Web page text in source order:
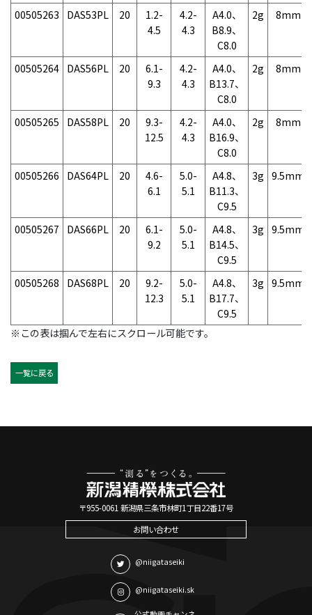
00505263 DAS53PL 20
1.2-
4.5
4.2-
4.3
A4.0、
B8.9、
C8.0
2g 8mm
00505264 DAS56PL 20
6.1-
9.3
4.2-
4.3
A4.0、
B13.7、
C8.0
2g 8mm
00505265 DAS58PL 20
9.3-
12.5
4.2-
4.3
A4.0、
B16.9、
C8.0
2g 8mm
00505266 DAS64PL 20
4.6-
6.1
5.0-
5.1
A4.8、
B11.3、
C9.5
3g 9.5mm
00505267 DAS66PL 20
6.1-
9.2
5.0-
5.1
A4.8、
B14.5、
C9.5
3g 9.5mm
00505268 DAS68PL 20
9.2-
12.3
5.0-
5.1
A4.8、
B17.7、
C9.5
3g 9.5mm
※この表は掴んで左右にスクロール可能です。
一覧に戻る
〒955-0061 新潟県三条市林町1丁目22番17号
お問い合わせ
@niigataseiki
@niigataseiki.sk